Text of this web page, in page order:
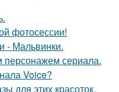
фотосессии!
- Мальвинки.
персонажем сериала.
Voice?
для этих красоток.